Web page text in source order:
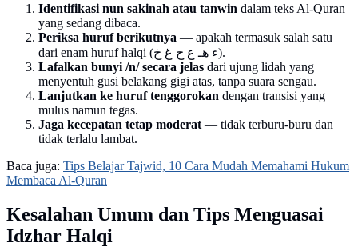
Identifikasi nun sakinah atau tanwin dalam teks Al-Quran
yang sedang dibaca.
Periksa huruf berikutnya — apakah termasuk salah satu
dari enam huruf halqi (ء هـ ع ح غ خ).
Lafalkan bunyi /n/ secara jelas dari ujung lidah yang
menyentuh gusi belakang gigi atas, tanpa suara sengau.
Lanjutkan ke huruf tenggorokan dengan transisi yang
mulus namun tegas.
Jaga kecepatan tetap moderat — tidak terburu-buru dan
tidak terlalu lambat.
Baca juga: Tips Belajar Tajwid, 10 Cara Mudah Memahami Hukum
Membaca Al-Quran
Kesalahan Umum dan Tips Menguasai
Idzhar Halqi